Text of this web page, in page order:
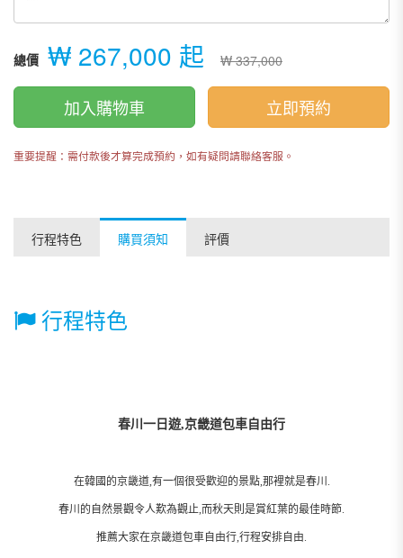
總價 ₩ 267,000 起 ₩ 337,000
加入購物車 立即預約
重要提醒：需付款後才算完成預約，如有疑問請聯絡客服。
行程特色 購買須知 評價
行程特色
春川一日遊,京畿道包車自由行
在韓國的京畿道,有一個很受歡迎的景點,那裡就是春川.
春川的自然景觀令人歎為觀止,而秋天則是賞紅葉的最佳時節.
推薦大家在京畿道包車自由行,行程安排自由.